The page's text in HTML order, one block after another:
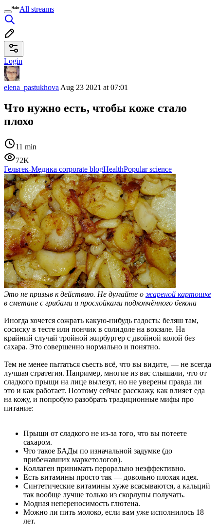
All streams
Login
elena_pastukhova Aug 23 2021 at 07:01
Что нужно есть, чтобы коже стало
плохо
11 min
72K
Гельтек-Медика corporate blogHealthPopular science
Это не призыв к действию. Не думайте о жареной картошке
в сметане с грибами и прослойками подкопчённого бекона
Иногда хочется сожрать какую-нибудь гадость: беляш там,
сосиску в тесте или пончик в солидоле на вокзале. На
крайний случай тройной жирбургер с двойной колой без
сахара. Это совершенно нормально и понятно.
Тем не менее пытаться съесть всё, что вы видите, — не всегда
лучшая стратегия. Например, многие из вас слышали, что от
сладкого прыщи на лице вылезут, но не уверены правда ли
это и как работает. Поэтому сейчас расскажу, как влияет еда
на кожу, и попробую разобрать традиционные мифы про
питание:
Прыщи от сладкого не из-за того, что вы потеете
сахаром.
Что такое БАДы по изначальной задумке (до
прибежавших маркетологов).
Коллаген принимать перорально неэффективно.
Есть витамины просто так — довольно плохая идея.
Синтетические витамины хуже всасываются, а кальций
так вообще лучше только из скорлупы получать.
Модная непереносимость глютена.
Можно ли пить молоко, если вам уже исполнилось 18
лет.